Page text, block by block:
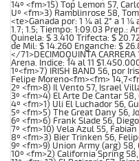
14º <fm>15) Top Lemon 57,
Uº <fm>3) Ramblinrose 58,
<te>Ganada por: 1 ¼ al 2° a 1 ¼
1.7; 1.5; Tiempo: 1:09.03 Prep.:
Quinela: $ 3.410 Trifecta: $
de Mil: $ 14.260 Enganche: $
</71>DECIMOQUINTA
Arena. Indice: 14 al 11
1º<fm>7) IRISH BAND 56, por
Felipe Moreno<fm><fm>
2º <fm>8) Il Vento 57, Israel
3º <fm>4) El Arte De Cantar
4º <fm>1) Uli El Luchador 56,
5º <fm>5) The Great Dany 56,
6º <fm>6) Frank Slade 56,
7º <fm>10) Vela Azul 55,
8º <fm>3) Bier Trinken 56,
9º <fm>9) Union Army (arg)
10º <fm>2) California Spring